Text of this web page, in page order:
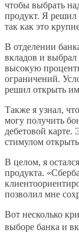
чтобы выбрать
продукт. Я решил
так как это
В отделении
вкладов и
высокую
ограничений.
решил открыть
Также я узнал,
могу получить
дебетовой
стимулом
В целом, я
продукта.
позволил мне
Вот несколько
выборе банка и